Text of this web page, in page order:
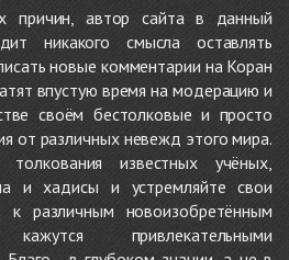
причин, автор сайта в данный
никакого смысла оставлять
новые комментарии на Коран
впустую время на модерацию и
своём бестолковые и просто
от различных невежд этого мира.
толкования известных учёных,
и хадисы и устремляйте свои
различным новоизобретённым
привлекательными